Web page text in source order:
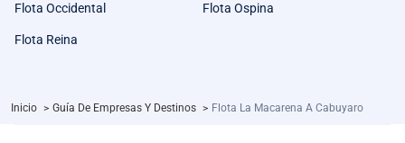
Flota Occidental Flota Ospina
Flota Reina
Inicio > Guía De Empresas Y Destinos > Flota La Macarena A Cabuyaro